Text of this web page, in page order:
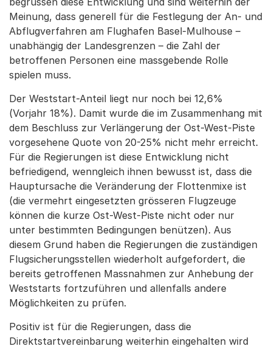
Meinung, dass generell für die Festlegung der An- und
Abflugverfahren am Flughafen Basel-Mulhouse –
unabhängig der Landesgrenzen – die Zahl der
betroffenen Personen eine massgebende Rolle
spielen muss.
Der Weststart-Anteil liegt nur noch bei 12,6%
(Vorjahr 18%). Damit wurde die im Zusammenhang mit
dem Beschluss zur Verlängerung der Ost-West-Piste
vorgesehene Quote von 20-25% nicht mehr erreicht.
Für die Regierungen ist diese Entwicklung nicht
befriedigend, wenngleich ihnen bewusst ist, dass die
Hauptursache die Veränderung der Flottenmixe ist
(die vermehrt eingesetzten grösseren Flugzeuge
können die kurze Ost-West-Piste nicht oder nur
unter bestimmten Bedingungen benützen). Aus
diesem Grund haben die Regierungen die zuständigen
Flugsicherungsstellen wiederholt aufgefordert, die
bereits getroffenen Massnahmen zur Anhebung der
Weststarts fortzuführen und allenfalls andere
Möglichkeiten zu prüfen.
Positiv ist für die Regierungen, dass die
Direktstartvereinbarung weiterhin eingehalten wird